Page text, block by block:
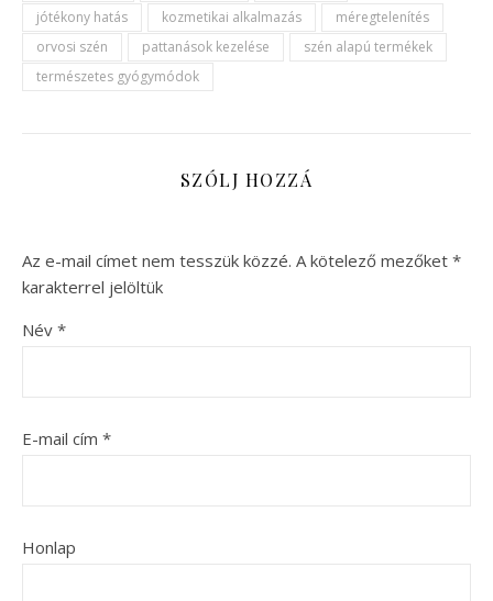
jótékony hatás
kozmetikai alkalmazás
méregtelenítés
orvosi szén
pattanások kezelése
szén alapú termékek
természetes gyógymódok
SZÓLJ HOZZÁ
Az e-mail címet nem tesszük közzé. A kötelező mezőket *
karakterrel jelöltük
Név *
E-mail cím *
Honlap